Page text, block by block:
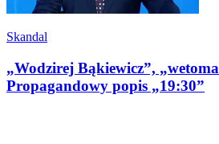
Skandal
„Wodzirej Bąkiewicz”,
Propagandowy popis „19:30”